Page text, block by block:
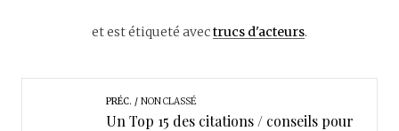
o
r
e
I
n
et est étiqueté avectrucs d'acteurs.
PRÉC. NON CLASSÉ
Un Top 15 des citations / conseils pour